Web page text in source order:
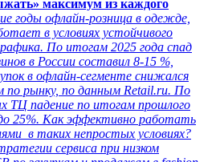
максимум из каждого
годы офлайн-розница в одежде,
в условиях устойчивого
По итогам 2025 года спад
в России составил 8-15 %,
в офлайн-сегменте снижался
по рынку, по данным Retail.ru. По
ТЦ падение по итогам прошлого
25%. Как эффективно работать
в таких непростых условиях?
сервиса при низком